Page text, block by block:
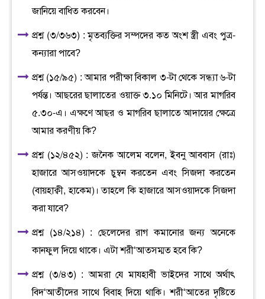
জানিয়ে বাধিত করবেন।
প্রশ্ন (৩/৩৬৩) : মৃতব্যক্তির সম্পদের কত অংশ স্ত্রী এবং পুত্র-
কন্যারা পাবে?
প্রশ্ন (১৫/৯৫) : আমার পরীক্ষা বিকাল ৩-টা থেকে সন্ধ্যা ৬-টা
পর্যন্ত। আছরের ছালাতের ওয়াক্ত ৩.১০ মিনিটে। আর মাগরিব
৫.৩০-এ। এক্ষণে আছর ও মাগরিব ছালাতে আদায়ের ক্ষেত্রে
আমার করণীয় কি?
প্রশ্ন (১২/৪৫২) : জনৈক আলেম বলেন, ইবনু আববাস (রাঃ)
হাজারে আসওয়াদকে চুম্বন করতেন এবং সিজদা করতেন
(বায়হাক্বী, হাকেম)। তাহলে কি হাজারে আসওয়াদকে সিজদা
করা যাবে?
প্রশ্ন (১৪/২১৪) : ছেলেদের রাগ কমানোর জন্য অনেকে
কানফুল দিয়ে থাকে। এটা শরী‘আতসম্মত হবে কি?
প্রশ্ন (৩/৪৩) : আমরা যে মাযহাবী ভাইদের সাথে অর্থাৎ
বিদ‘আতীদের সাথে বিবাহ দিয়ে থাকি। শরী‘আতের দৃষ্টিতে